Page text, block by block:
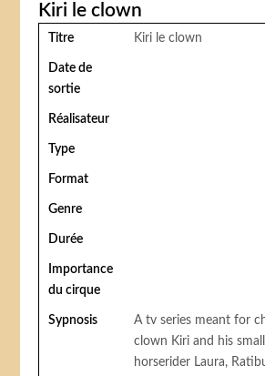
Kiri le clown
Titre Kiri le clown
Date de
sortie
Réalisateur
Type
Format
Genre
Durée
Importance
du cirque
Sypnosis
A tv series meant for
clown Kiri and his
horserider Laura,